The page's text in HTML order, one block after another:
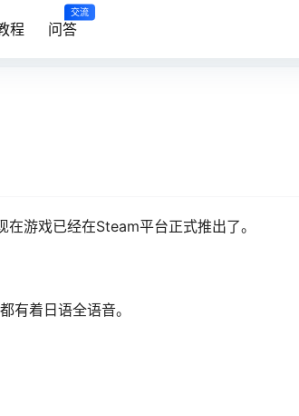
程 问答
交流
游戏已经在Steam平台正式推出了。
有着日语全语音。